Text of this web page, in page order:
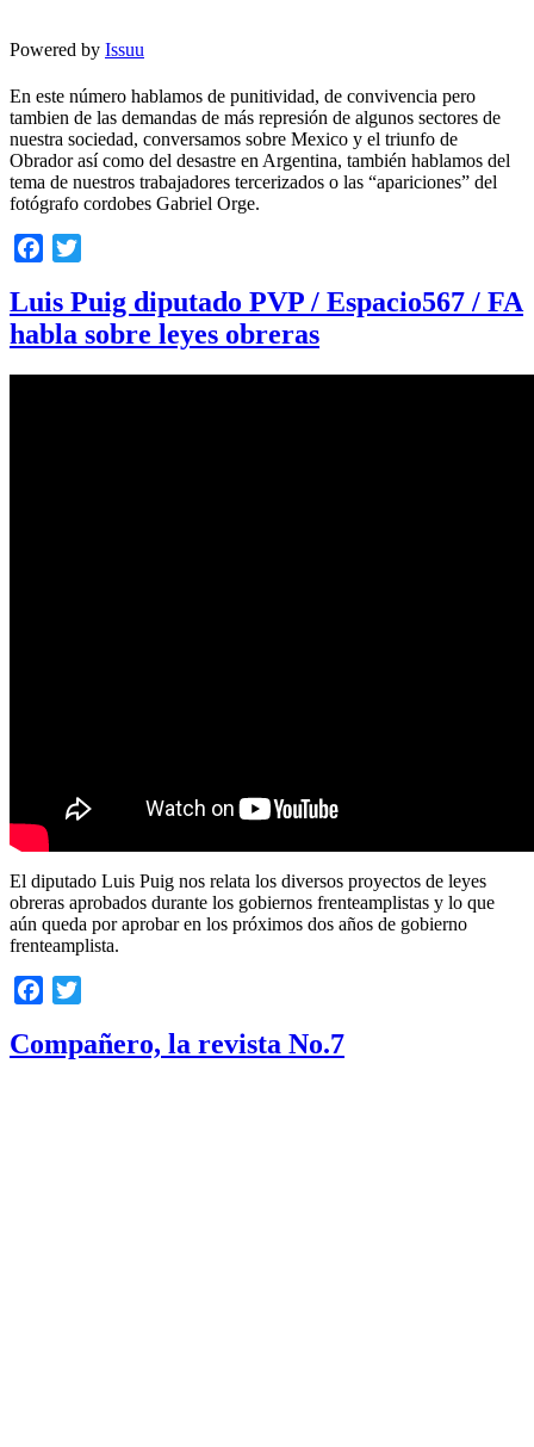
Powered by Issuu
En este número hablamos de punitividad, de convivencia pero
tambien de las demandas de más represión de algunos sectores de
nuestra sociedad, conversamos sobre Mexico y el triunfo de
Obrador así como del desastre en Argentina, también hablamos del
tema de nuestros trabajadores tercerizados o las “apariciones” del
fotógrafo cordobes Gabriel Orge.
Facebook
Luis Puig diputado PVP / Espacio567 / FA
habla sobre leyes obreras
El diputado Luis Puig nos relata los diversos proyectos de leyes
obreras aprobados durante los gobiernos frenteamplistas y lo que
aún queda por aprobar en los próximos dos años de gobierno
frenteamplista.
Facebook
Compañero, la revista No.7